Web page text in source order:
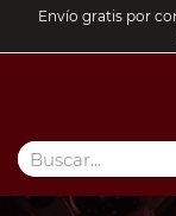
Envío gratis por